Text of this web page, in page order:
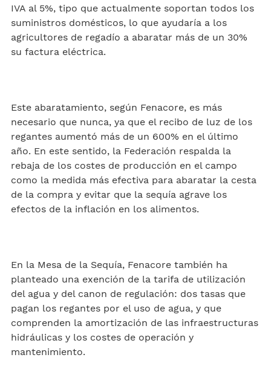
IVA al 5%, tipo que actualmente soportan todos los
suministros domésticos, lo que ayudaría a los
agricultores de regadío a abaratar más de un 30%
su factura eléctrica.
Este abaratamiento, según Fenacore, es más
necesario que nunca, ya que el recibo de luz de los
regantes aumentó más de un 600% en el último
año. En este sentido, la Federación respalda la
rebaja de los costes de producción en el campo
como la medida más efectiva para abaratar la cesta
de la compra y evitar que la sequía agrave los
efectos de la inflación en los alimentos.
En la Mesa de la Sequía, Fenacore también ha
planteado una exención de la tarifa de utilización
del agua y del canon de regulación: dos tasas que
pagan los regantes por el uso de agua, y que
comprenden la amortización de las infraestructuras
hidráulicas y los costes de operación y
mantenimiento.